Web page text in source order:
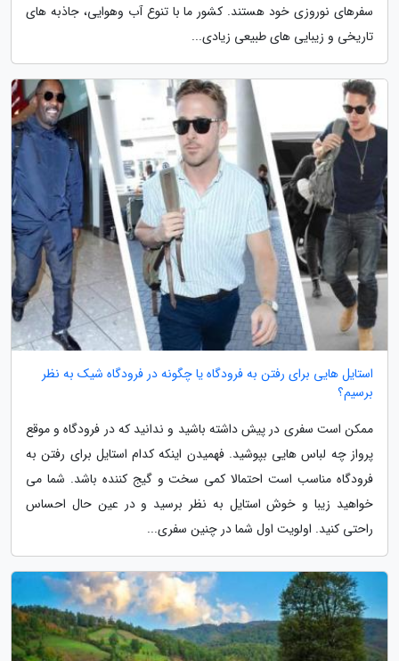
سفرهای نوروزی خود هستند. کشور ما با تنوع آب وهوایی، جاذبه های
تاریخی و زیبایی های طبیعی زیادی...
استایل هایی برای رفتن به فرودگاه یا چگونه در فرودگاه شیک به نظر
برسیم؟
ممکن است سفری در پیش داشته باشید و ندانید که در فرودگاه و موقع
پرواز چه لباس هایی بپوشید. فهمیدن اینکه کدام استایل برای رفتن به
فرودگاه مناسب است احتمالا کمی سخت و گیج کننده باشد. شما می
خواهید زیبا و خوش استایل به نظر برسید و در عین حال احساس
راحتی کنید. اولویت اول شما در چنین سفری...